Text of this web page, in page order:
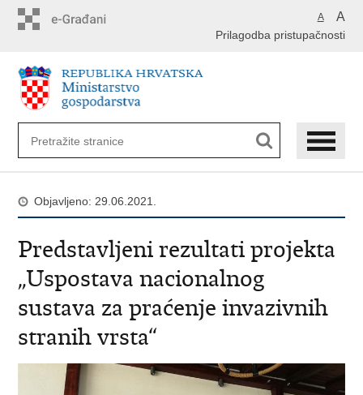
A A
Prilagodba pristupačnosti
Objavljeno: 29.06.2021.
Predstavljeni rezultati projekta
„Uspostava nacionalnog
sustava za praćenje invazivnih
stranih vrsta“